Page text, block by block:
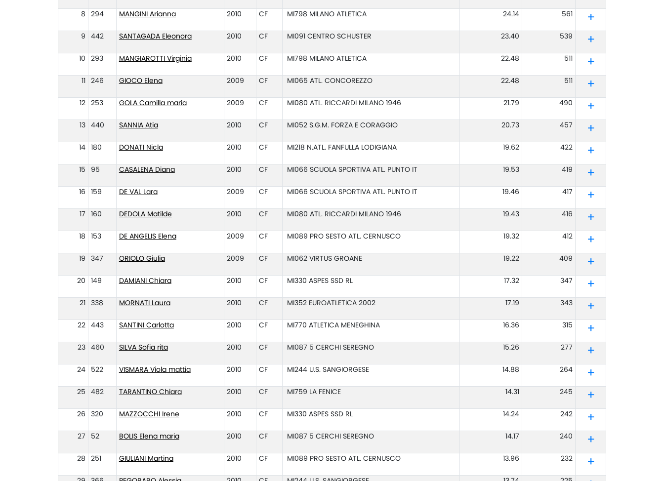
8 294 MANGINI Arianna 2010 CF MI798 MILANO ATLETICA 24.14 561
9 442 SANTAGADA Eleonora 2010 CF MI091 CENTRO SCHUSTER 23.40 539
10 293 MANGIAROTTI Virginia 2010 CF MI798 MILANO ATLETICA 22.48 511
246 GIOCO Elena 2009 CF MI065 ATL. CONCOREZZO 22.48 511
12 253 GOLA Camilla maria 2009 CF MI080 ATL. RICCARDI MILANO 1946 21.79 490
13 440 SANNIA Atia 2010 CF MI052 S.G.M. FORZA E CORAGGIO 20.73 457
14 180 DONATI Nicla 2010 CF MI218 N.ATL. FANFULLA LODIGIANA 19.62 422
15 95 CASALENA Diana 2010 CF MI066 SCUOLA SPORTIVA ATL. PUNTO IT 19.53 419
16 159 DE VAL Lara 2009 CF MI066 SCUOLA SPORTIVA ATL. PUNTO IT 19.46 417
17 160 DEDOLA Matilde 2010 CF MI080 ATL. RICCARDI MILANO 1946 19.43 416
18 153 DE ANGELIS Elena 2009 CF MI089 PRO SESTO ATL. CERNUSCO 19.32 412
19 347 ORIOLO Giulia 2009 CF MI062 VIRTUS GROANE 19.22 409
20 149 DAMIANI Chiara 2010 CF MI330 ASPES SSD RL 17.32 347
21 338 MORNATI Laura 2010 CF MI352 EUROATLETICA 2002 17.19 343
22 443 SANTINI Carlotta 2010 CF MI770 ATLETICA MENEGHINA 16.36 315
23 460 SILVA Sofia rita 2010 CF MI087 5 CERCHI SEREGNO 15.26 277
24 522 VISMARA Viola mattia 2010 CF MI244 U.S. SANGIORGESE 14.88 264
25 482 TARANTINO Chiara 2010 CF MI759 LA FENICE 14.31 245
26 320 MAZZOCCHI Irene 2010 CF MI330 ASPES SSD RL 14.24 242
27 52 BOLIS Elena maria 2010 CF MI087 5 CERCHI SEREGNO 14.17 240
28 251 GIULIANI Martina 2010 CF MI089 PRO SESTO ATL. CERNUSCO 13.96 232